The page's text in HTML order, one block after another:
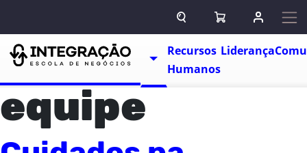
ABRIR CAMPO DE BUSCA
ABRIR CARRINHO
ENTRAR
Escolas
TOGGLE DROPDOWN
Recursos
Humanos
Liderança
equipe